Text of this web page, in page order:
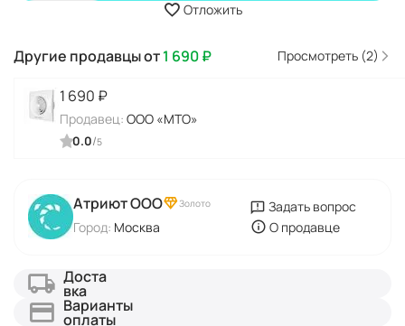
Отложить
Другие продавцы от1 690₽ Просмотреть (2)
1 690 ₽
Продавец: ООО «МТО»
0.0/5
Атриют ООО Золото
Город: Москва
Задать вопрос
О продавце
Доста
вка
Варианты
оплаты